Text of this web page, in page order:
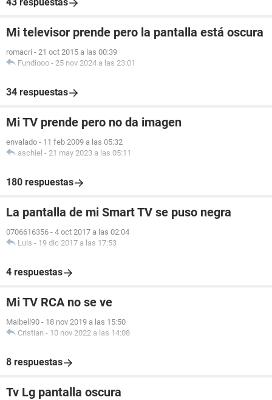
Mi televisor prende pero la pantalla está oscura
romacri - 21 oct 2015 a las 00:39
Fundiooo - 25 nov 2024 a las 23:01
34 respuestas
Mi TV prende pero no da imagen
envalado - 11 feb 2009 a las 05:32
aschiel - 21 may 2023 a las 05:11
180 respuestas
La pantalla de mi Smart TV se puso negra
0706616356 - 4 oct 2017 a las 02:04
Luis - 19 dic 2017 a las 17:53
4 respuestas
Mi TV RCA no se ve
Maibell90 - 18 nov 2019 a las 15:50
Cristian - 10 nov 2022 a las 14:08
8 respuestas
Tv Lg pantalla oscura